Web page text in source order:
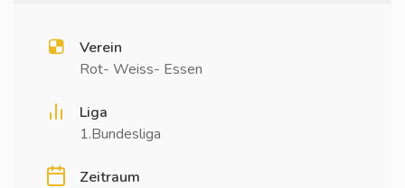
Verein
Rot- Weiss- Essen
Liga
1.Bundesliga
Zeitraum